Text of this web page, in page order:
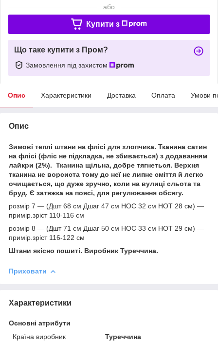
або
Купити з
Що таке купити з Пром?
Замовлення під захистом
Опис Характеристики Доставка Оплата Умови
Опис
Зимові теплі штани на флісі для хлопчика. Тканина сатин
на флісі (фліс не підкладка, не збивається) з додаванням
лайкри (2%). Тканина щільна, добре тягнеться. Верхня
тканина не ворсиста тому до неї не липне сміття й легко
очищається, що дуже зручно, коли на вулиці сльота та
бруд. Є затяжка на поясі, для регулювання обсягу.
розмір 7 — (Дшт 68 см Дшаг 47 см НОС 32 см НОТ 28 см) —
примір.зріст 110-116 см
розмір 8 — (Дшт 71 см Дшаг 50 см НОС 33 см НОТ 29 см) —
примір.зріст 116-122 см
Штани якісно пошиті. Виробник Туреччина.
Приховати
Характеристики
Основні атрибути
Країна виробник
Туреччина